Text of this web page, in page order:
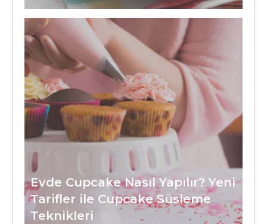
Evde Cupcake Nasıl Yapılır? Yeni
Tarifler ile Cupcake Süsleme
Teknikleri